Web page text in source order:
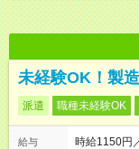
未経験OK！製
派遣 職種未経験OK
給与
時給1150円